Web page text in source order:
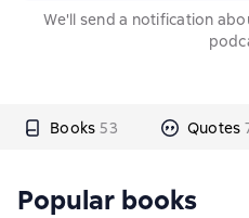
We'll send a notification
Books 53 Quotes
Popular books